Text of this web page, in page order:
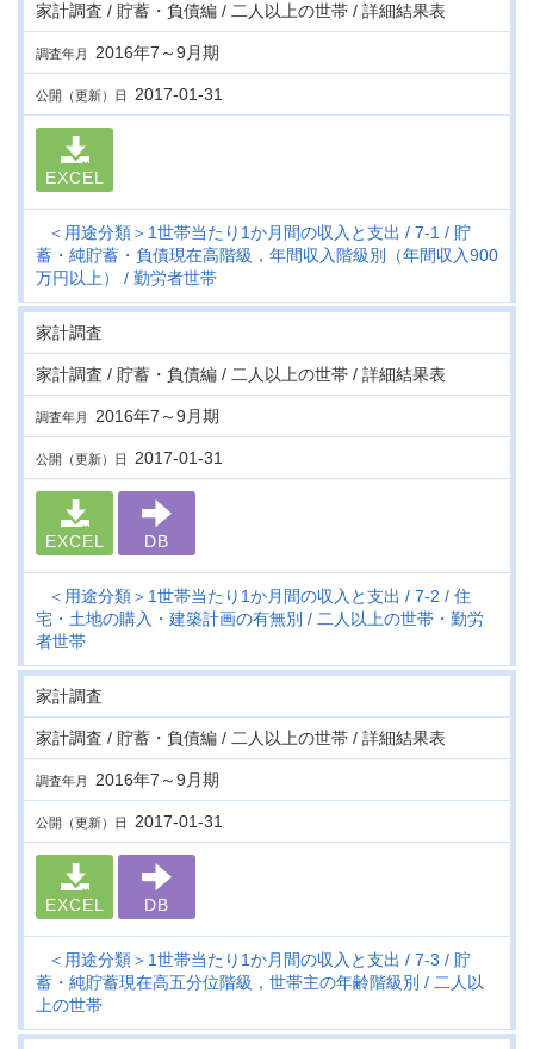
家計調査 / 貯蓄・負債編 / 二人以上の世帯 / 詳細結果表
調査年月 2016年7～9月期
公開（更新）日 2017-01-31
EXCEL
＜用途分類＞1世帯当たり1か月間の収入と支出 7-1
貯
蓄・純貯蓄・負債現在高階級，年間収入階級別（年間収入900
万円以上）
勤労者世帯
家計調査
家計調査 / 貯蓄・負債編 / 二人以上の世帯 / 詳細結果表
調査年月 2016年7～9月期
公開（更新）日 2017-01-31
EXCEL DB
＜用途分類＞1世帯当たり1か月間の収入と支出 7-2
住
宅・土地の購入・建築計画の有無別
二人以上の世帯・勤労
者世帯
家計調査
家計調査 / 貯蓄・負債編 / 二人以上の世帯 / 詳細結果表
調査年月 2016年7～9月期
公開（更新）日 2017-01-31
EXCEL DB
＜用途分類＞1世帯当たり1か月間の収入と支出 7-3
貯
蓄・純貯蓄現在高五分位階級，世帯主の年齢階級別
二人以
上の世帯